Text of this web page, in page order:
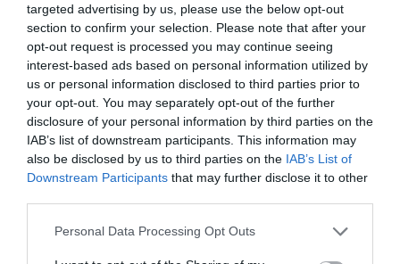
targeted advertising by us, please use the below opt-out
section to confirm your selection. Please note that after your
opt-out request is processed you may continue seeing
interest-based ads based on personal information utilized by
us or personal information disclosed to third parties prior to
your opt-out. You may separately opt-out of the further
disclosure of your personal information by third parties on the
IAB’s list of downstream participants. This information may
also be disclosed by us to third parties on the IAB’s List of
Downstream Participants that may further disclose it to other
Personal Data Processing Opt Outs
„Data viitoare va fi aur”. Data
viitoare e azi. Și David Popovici
e campion olimpic!
acum 2 ani
„Doar dacă poți să o iei de la
zero, egală cu toată lumea, poți
obține alte rezultate!”
acum 2 ani